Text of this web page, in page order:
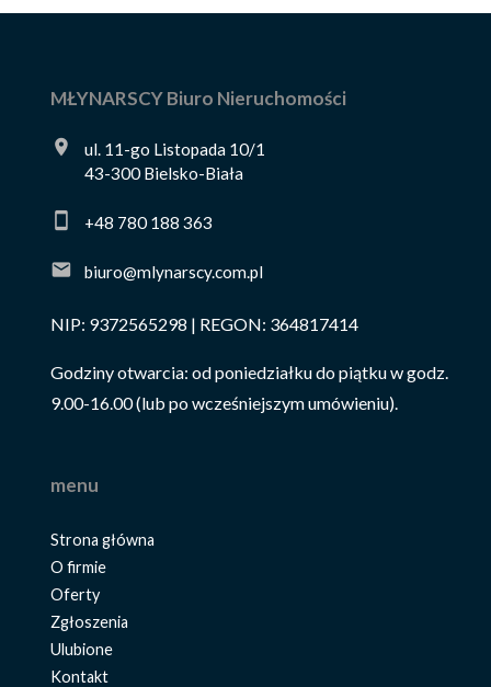
MŁYNARSCY Biuro Nieruchomości
ul. 11-go Listopada 10/1
43-300 Bielsko-Biała
+48 780 188 363
biuro@mlynarscy.com.pl
NIP: 9372565298 | REGON: 364817414
Godziny otwarcia: od poniedziałku do piątku w godz.
9.00-16.00 (lub po wcześniejszym umówieniu).
menu
Strona główna
O firmie
Oferty
Zgłoszenia
Ulubione
Kontakt